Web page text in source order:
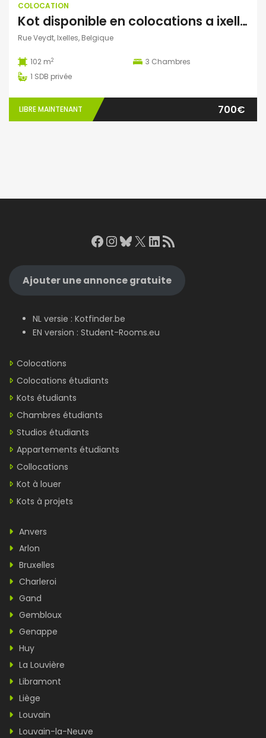
COLOCATION
Kot disponible en colocations a ixelles
Rue Veydt, Ixelles, Belgique
102 m2 3 Chambres
1 SDB privée
LIBRE MAINTENANT 700€
Facebook
Instagram
Bluesky
X LinkedIn
RSS Feed
Ajouter une annonce gratuite
NL versie : Kotfinder.be
EN version : Student-Rooms.eu
Colocations
Colocations étudiants
Kots étudiants
Chambres étudiants
Studios étudiants
Appartements étudiants
Collocations
Kot à louer
Kots à projets
Anvers
Arlon
Bruxelles
Charleroi
Gand
Gembloux
Genappe
Huy
La Louvière
Libramont
Liège
Louvain
Louvain-la-Neuve